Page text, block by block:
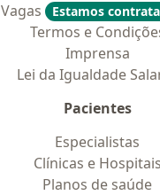
Vagas
Estamos
Termos e
Imprensa
Lei da Igualdade
Pacientes
Especialistas
Clínicas e Hospitais
Planos de saúde